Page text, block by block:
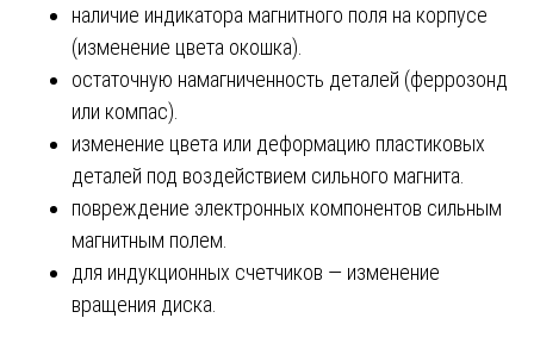
наличие индикатора магнитного поля на корпусе
(изменение цвета окошка).
остаточную намагниченность деталей (феррозонд
или компас).
изменение цвета или деформацию пластиковых
деталей под воздействием сильного магнита.
повреждение электронных компонентов сильным
магнитным полем.
для индукционных счетчиков — изменение
вращения диска.